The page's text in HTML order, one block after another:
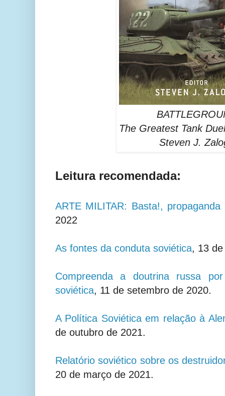
The Greatest Tank
Steven J.
Leitura recomendada:
ARTE MILITAR: Basta!, propaganda
2022
As fontes da conduta soviética, 13
Compreenda a doutrina russa
soviética, 11 de setembro de 2020.
A Política Soviética em relação à
de outubro de 2021.
Relatório soviético sobre os
20 de março de 2021.